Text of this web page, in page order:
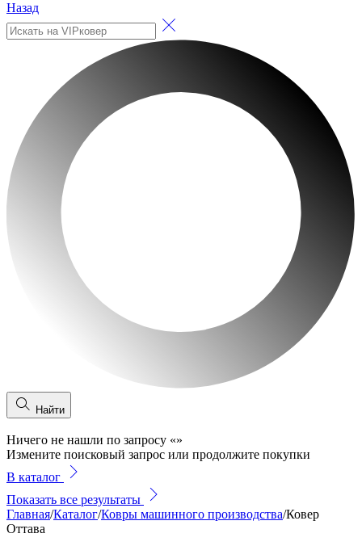
Назад
Найти
Ничего не нашли по запросу «»
Измените поисковый запрос или продолжите покупки
В каталог
Показать все результаты
Главная/Каталог/Ковры машинного производства/Ковер
Оттава